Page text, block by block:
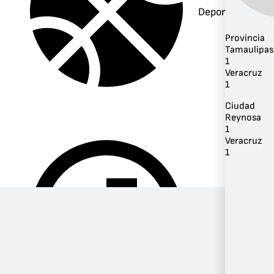
Deportes
Provincia
Tamaulipas
1
Veracruz
1
Ciudad
Reynosa
1
Veracruz
1